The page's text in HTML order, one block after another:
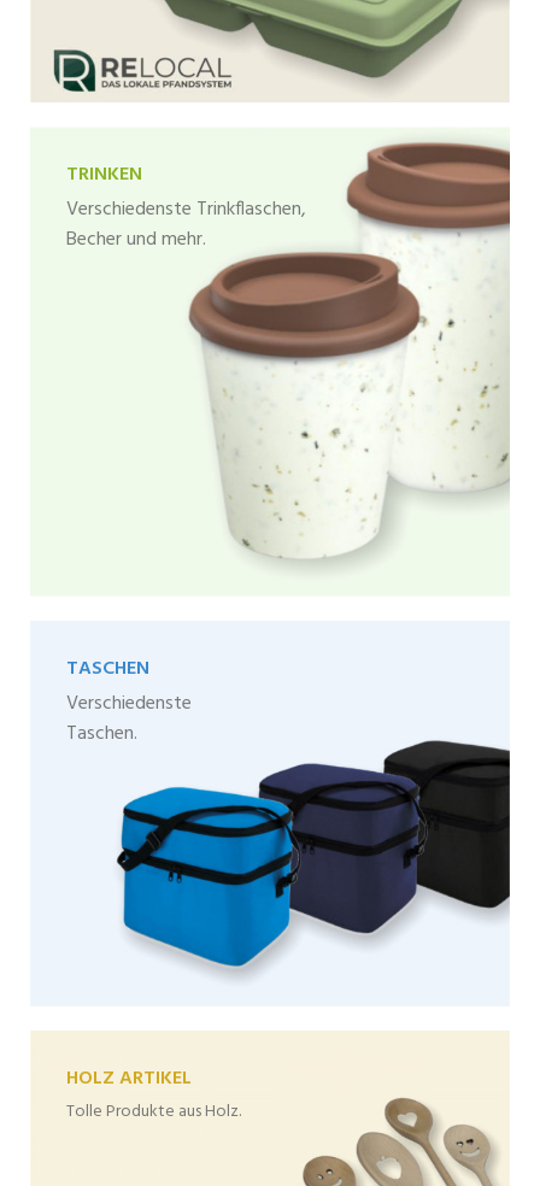
TRINKEN
Verschiedenste Trinkflaschen,
Becher und mehr.
TASCHEN
Verschiedenste
Taschen.
HOLZ ARTIKEL
Tolle Produkte aus Holz.